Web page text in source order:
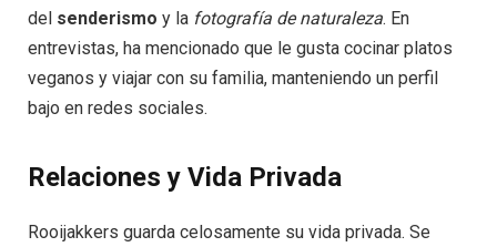
del senderismo y la fotografía de naturaleza. En
entrevistas, ha mencionado que le gusta cocinar platos
veganos y viajar con su familia, manteniendo un perfil
bajo en redes sociales.
Relaciones y Vida Privada
Rooijakkers guarda celosamente su vida privada. Se